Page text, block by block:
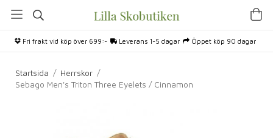
Fri frakt vid köp över 699:- Leverans 1-5 dagar Öppet köp 90 dagar
Startsida / Herrskor /
Sebago Men's Triton Three Eyelets / Cinnamon